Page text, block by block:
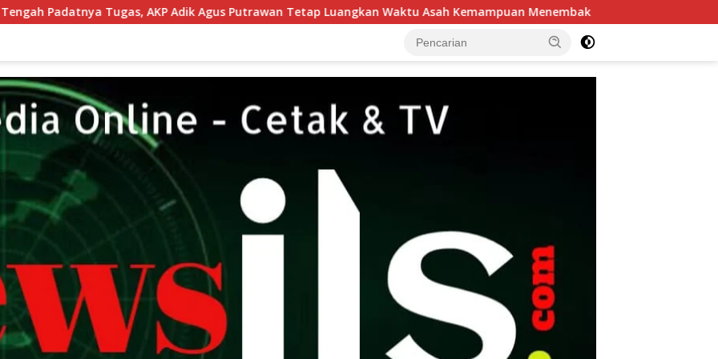
Agus Putrawan Tetap Luangkan Waktu Asah Kemampuan Menembak Patroli Harkamtibmas Polsek Tarik